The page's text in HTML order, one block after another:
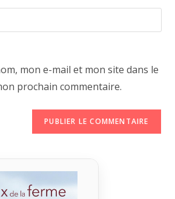
mon e-mail et mon site dans le
prochain commentaire.